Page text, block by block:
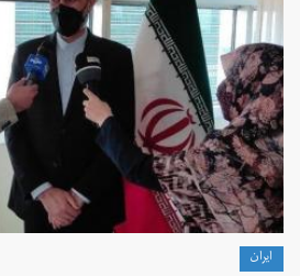
ايران